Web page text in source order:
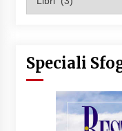
Articoli
Speciali